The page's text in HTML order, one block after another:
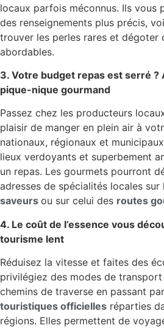
locaux parfois méconnus. Ils vous
des renseignements plus précis,
trouver les perles rares et dégoter
abordables.
3. Votre budget repas est serré
pique-nique gourmand
Passez chez les producteurs
plaisir de manger en plein air à
nationaux, régionaux et
lieux verdoyants et superbement
un repas. Les gourmets pourront
adresses de spécialités locales sur
saveurs ou sur celui des routes
4. Le coût de l’essence vous
tourisme lent
Réduisez la vitesse et faites des
privilégiez des modes de
chemins de traverse en passant par
touristiques officielles réparties
régions. Elles permettent de